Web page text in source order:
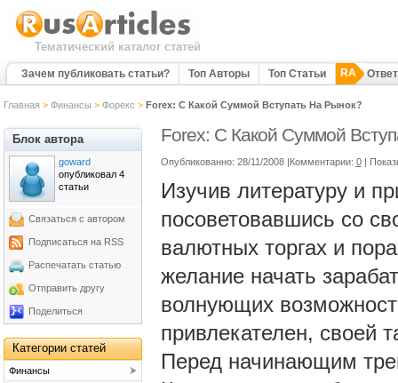
Тематический каталог статей
Зачем публиковать статьи? Топ Авторы Топ Статьи RA
Главная > Финансы > Форекс > Forex: С Какой Суммой Вступать На Рынок?
Forex: С Какой Суммой
Опубликованно: 28/11/2008 |Комментарии: 0 |
Изучив литературу и
посоветовавшись со
валютных торгах и
желание начать
волнующих
привлекателен, своей
Перед начинающим
Блок автора
goward
опубликовал 4
статьи
Связаться с автором
Подписаться на RSS
Распечатать статью
Отправить другу
Поделиться
Категории статей
Финансы